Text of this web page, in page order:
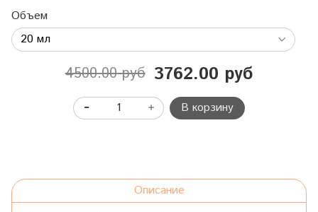
Объем
4500.00 руб 3762.00 руб
В корзину
Описание